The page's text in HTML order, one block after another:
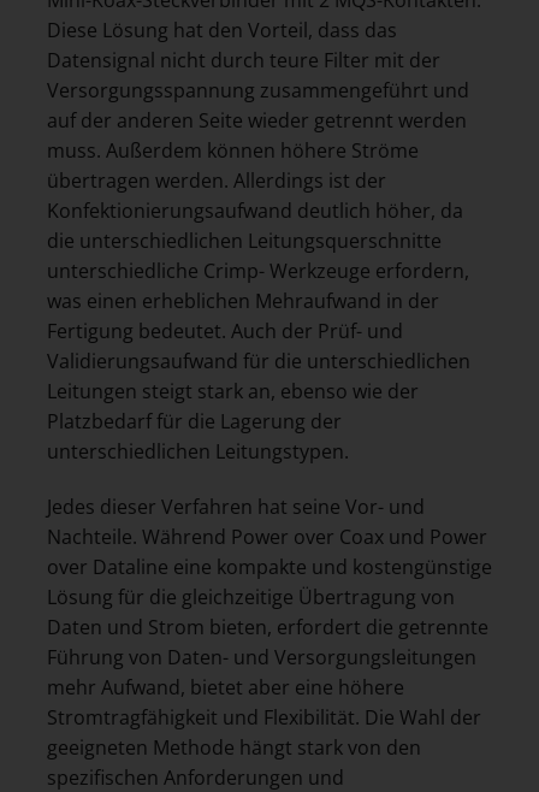
Diese Lösung hat den Vorteil, dass das
Datensignal nicht durch teure Filter mit der
Versorgungsspannung zusammengeführt und
auf der anderen Seite wieder getrennt werden
muss. Außerdem können höhere Ströme
übertragen werden. Allerdings ist der
Konfektionierungsaufwand deutlich höher, da
die unterschiedlichen Leitungsquerschnitte
unterschiedliche Crimp- Werkzeuge erfordern,
was einen erheblichen Mehraufwand in der
Fertigung bedeutet. Auch der Prüf- und
Validierungsaufwand für die unterschiedlichen
Leitungen steigt stark an, ebenso wie der
Platzbedarf für die Lagerung der
unterschiedlichen Leitungstypen.
Jedes dieser Verfahren hat seine Vor- und
Nachteile. Während Power over Coax und Power
over Dataline eine kompakte und kostengünstige
Lösung für die gleichzeitige Übertragung von
Daten und Strom bieten, erfordert die getrennte
Führung von Daten- und Versorgungsleitungen
mehr Aufwand, bietet aber eine höhere
Stromtragfähigkeit und Flexibilität. Die Wahl der
geeigneten Methode hängt stark von den
spezifischen Anforderungen und